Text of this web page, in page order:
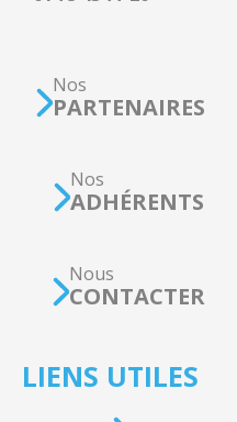
Nos
PARTENAIRES
Nos
ADHÉRENTS
Nous
CONTACTER
LIENS UTILES